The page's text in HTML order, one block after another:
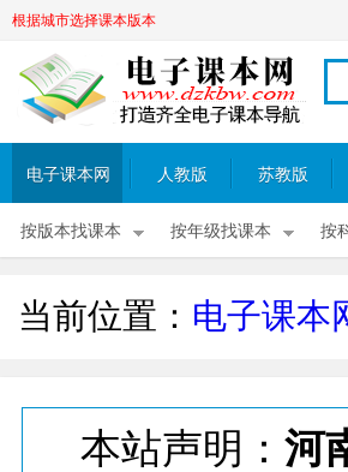
根据城市选择课本版本
电子课本网 人教版 苏教版
按版本找课本 按年级找课本 按
当前位置： 电子课本
本站声明： 河